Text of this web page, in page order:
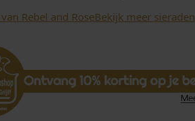
Rebel and RoseBekijk meer sieraden